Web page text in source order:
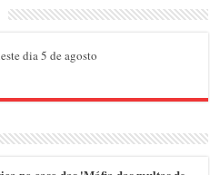
dia 5 de agosto